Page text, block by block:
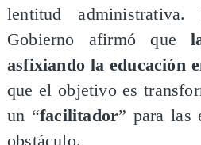
lentitud
Gobierno afirmó que
asfixiando la educación
que el objetivo es
un “facilitador” para las
obstáculo.